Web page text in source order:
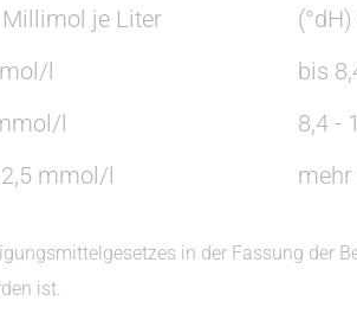
je Liter
l
bis
l
8,4 -
mmol/l mehr
in der Fassung der
ist.